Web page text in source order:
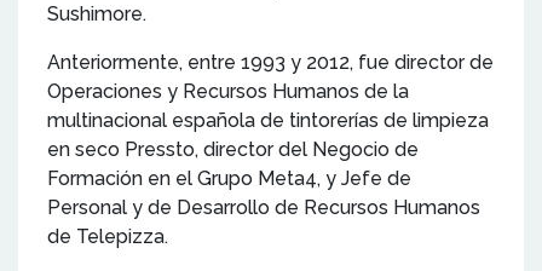
Sushimore.
Anteriormente, entre 1993 y 2012, fue director de
Operaciones y Recursos Humanos de la
multinacional española de tintorerías de limpieza
en seco Pressto, director del Negocio de
Formación en el Grupo Meta4, y Jefe de
Personal y de Desarrollo de Recursos Humanos
de Telepizza.